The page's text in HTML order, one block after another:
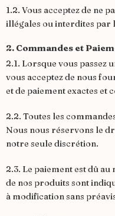
1.2. Vous acceptez de ne
illégales ou interdites par
2. Commandes et
2.1. Lorsque vous passez
vous acceptez de nous
et de paiement exactes et
2.2. Toutes les
Nous nous réservons le
notre seule discrétion.
2.3. Le paiement est dû
de nos produits sont
à modification sans